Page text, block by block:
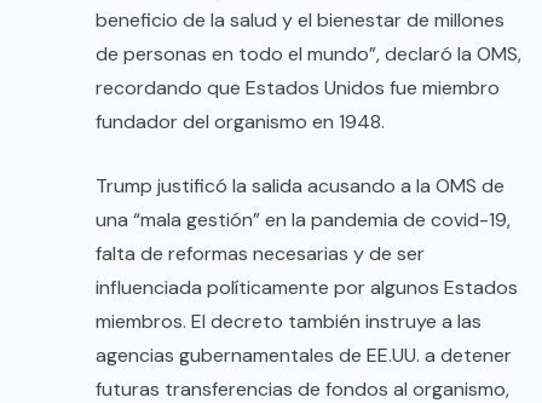
beneficio de la salud y el bienestar de millones
de personas en todo el mundo”, declaró la OMS,
recordando que Estados Unidos fue miembro
fundador del organismo en 1948.
Trump justificó la salida acusando a la OMS de
una “mala gestión” en la pandemia de covid-19,
falta de reformas necesarias y de ser
influenciada políticamente por algunos Estados
miembros. El decreto también instruye a las
agencias gubernamentales de EE.UU. a detener
futuras transferencias de fondos al organismo,